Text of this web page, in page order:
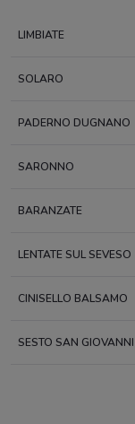
LIMBIATE
SOLARO
PADERNO DUGNANO
SARONNO
BARANZATE
LENTATE SUL SEVESO
CINISELLO BALSAMO
SESTO SAN GIOVANNI